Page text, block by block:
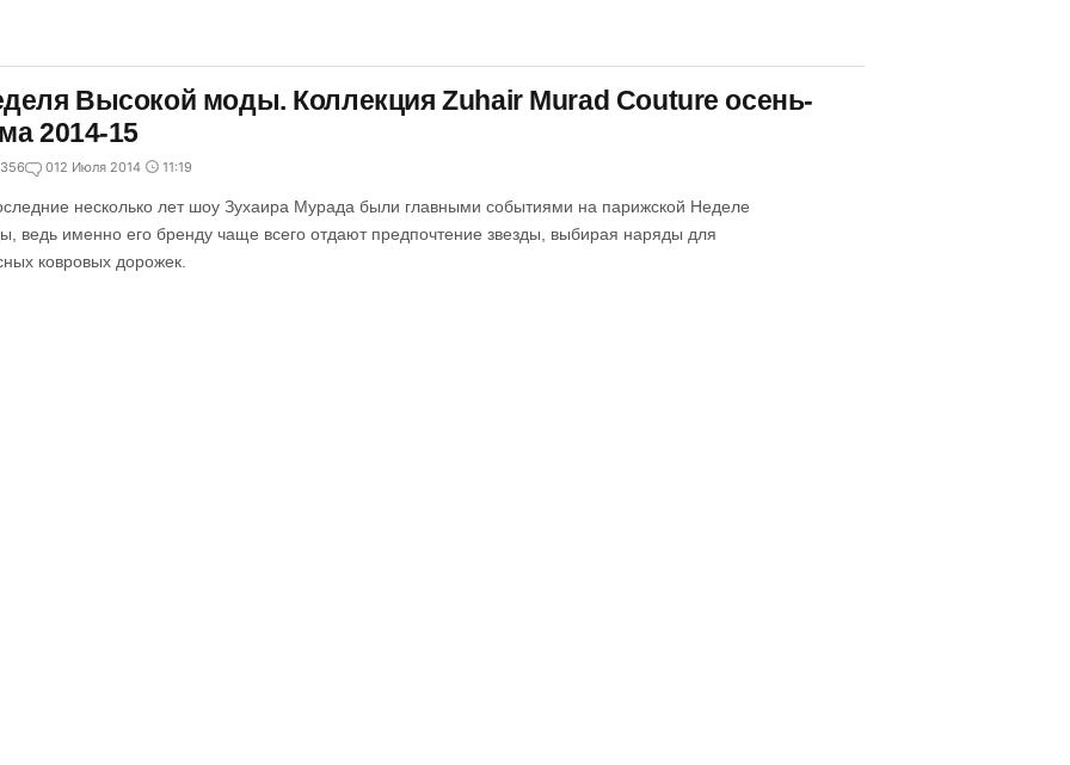
Высокой моды. Коллекция Zuhair Murad Couture осень-
2014-15
012 Июля 2014 11:19
несколько лет шоу Зухаира Мурада были главными событиями на парижской Неделе
ведь именно его бренду чаще всего отдают предпочтение звезды, выбирая наряды для
ковровых дорожек.